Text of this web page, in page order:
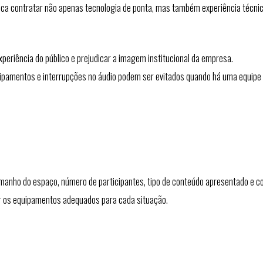
contratar não apenas tecnologia de ponta, mas também experiência
do público e prejudicar a imagem institucional da empresa.
e interrupções no áudio podem ser evitados quando há uma
do espaço, número de participantes, tipo de conteúdo apresentado e
equipamentos adequados para cada situação.